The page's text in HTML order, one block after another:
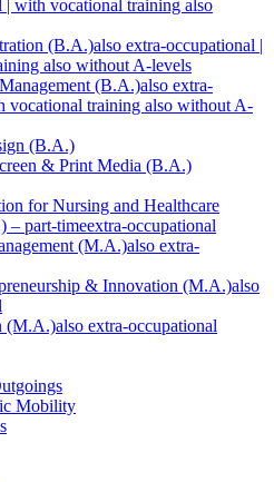
| with vocational training also
(B.A.)also extra-occupational |
also without A-levels
(B.A.)also extra-
vocational training also without A-
(B.A.)
& Print Media (B.A.)
for Nursing and Healthcare
– part-timeextra-occupational
(M.A.)also extra-
& Innovation (M.A.)also
(M.A.)also extra-occupational
Mobility